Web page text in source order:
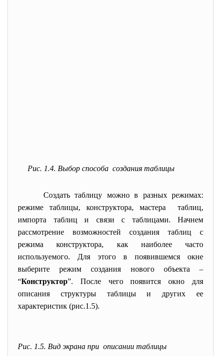
Рис. 1.4. Выбор способа создания таблицы
Создать таблицу можно в разных режимах:
режиме таблицы, конструктора, мастера таблиц,
импорта таблиц и связи с таблицами. Начнем
рассмотрение возможностей создания таблиц с
режима конструктора, как наиболее часто
используемого. Для этого в появившемся окне
выберите режим создания нового объекта –
“Конструктор”. После чего появится окно для
описания структуры таблицы и других ее
характеристик (рис.1.5).
Рис. 1.5. Вид экрана при описании таблицы